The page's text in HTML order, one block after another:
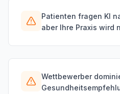
Patienten fragen KI
aber Ihre Praxis wird
Wettbewerber